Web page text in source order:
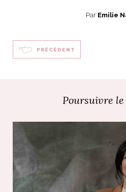
Par Emilie
PRÉCÉDENT
Poursuivre le